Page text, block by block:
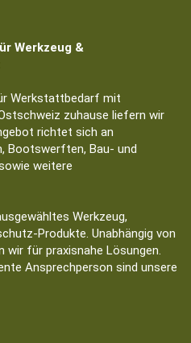
Werkzeug &
Werkstattbedarf mit
zuhause liefern wir
richtet sich an
Bootswerften, Bau- und
weitere
Werkzeug,
Produkte. Unabhängig von
wir für praxisnahe Lösungen.
Ansprechperson sind unsere